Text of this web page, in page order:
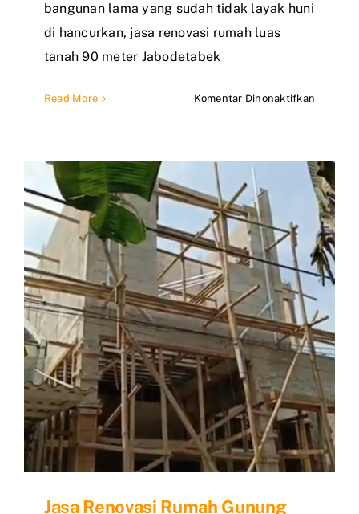
bangunan lama yang sudah tidak layak huni
di hancurkan, jasa renovasi rumah luas
tanah 90 meter Jabodetabek
Read More Komentar Dinonaktifkan
tanah
90m2
Jasa Renovasi Rumah Gunung